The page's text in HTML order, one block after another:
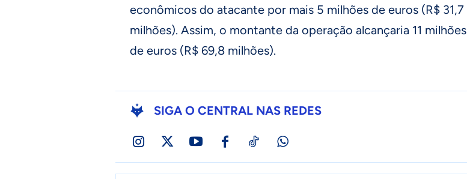
econômicos do atacante por mais 5 milhões de euros (R$ 31,7
milhões). Assim, o montante da operação alcançaria 11 milhões
de euros (R$ 69,8 milhões).
SIGA O CENTRAL NAS REDES